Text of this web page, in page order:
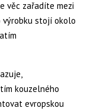
věc zařadíte mezi
výrobku stojí okolo
kouzelného
evropskou